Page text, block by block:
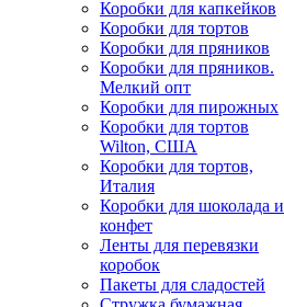
Коробки для капкейков
Коробки для тортов
Коробки для пряников
Коробки для пряников.
Мелкий опт
Коробки для пирожных
Коробки для тортов
Wilton, США
Коробки для тортов,
Италия
Коробки для шоколада и
конфет
Ленты для перевязки
коробок
Пакеты для сладостей